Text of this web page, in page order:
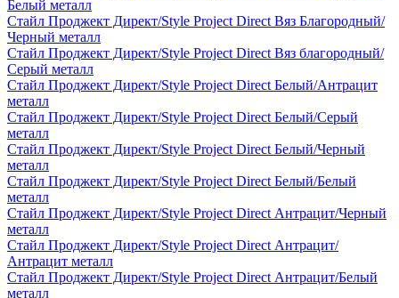
Белый металл
Стайл Проджект Директ/Style Project Direct Вяз Благородный/
Черный металл
Стайл Проджект Директ/Style Project Direct Вяз благородный/
Серый металл
Стайл Проджект Директ/Style Project Direct Белый/Антрацит
металл
Стайл Проджект Директ/Style Project Direct Белый/Серый
металл
Стайл Проджект Директ/Style Project Direct Белый/Черный
металл
Стайл Проджект Директ/Style Project Direct Белый/Белый
металл
Стайл Проджект Директ/Style Project Direct Антрацит/Черный
металл
Стайл Проджект Директ/Style Project Direct Антрацит/
Антрацит металл
Стайл Проджект Директ/Style Project Direct Антрацит/Белый
металл